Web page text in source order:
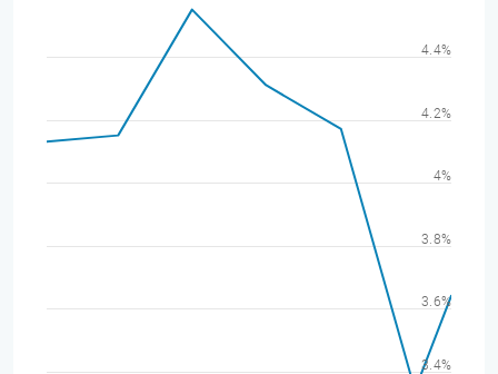
3.4%
3.6%
3.8%
4%
4.2%
4.4%